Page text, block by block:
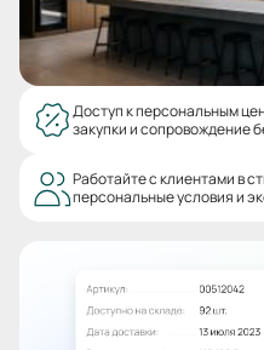
Доступ к персональным
закупки и сопровождение
Работайте с клиентами в
персональные условия и